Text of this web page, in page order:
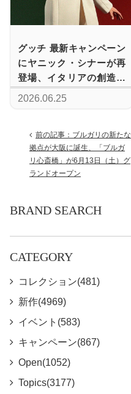
グッチ 最新キャンペーン
にヤニック・シナーが再
登場、イタリアの創造性
と伝統を発信
2026.06.25
前の記事：ブルガリの新たな
拠点が大阪に誕生、「ブルガ
リ心斎橋」が6月13日（土）グ
ランドオープン
BRAND SEARCH
CATEGORY
コレクション(481)
新作(4969)
イベント(583)
キャンペーン(867)
Open(1052)
Topics(3177)